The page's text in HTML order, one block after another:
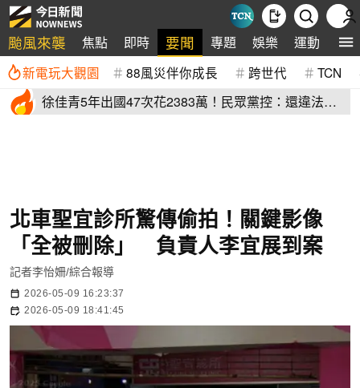
颱風來襲 焦點 即時 要聞 專題 娛樂 運動 全
新電玩大觀園 88風災伴你成長 跨世代 TCN
徐佳青5年出國47次花2383萬！民眾黨控：還違法帶
北車聖宜診所驚傳偷拍！關鍵影像
「全被刪除」 負責人李宜展到案
記者李怡姍/綜合報導
2026-05-09 16:23:37
2026-05-09 18:41:45